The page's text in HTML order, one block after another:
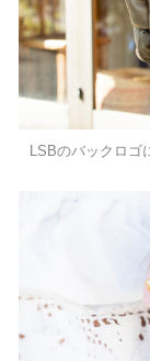
LSBのバックロゴ